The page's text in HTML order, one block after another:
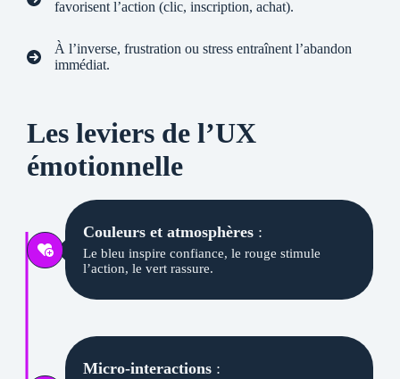
favorisent l’action (clic, inscription, achat).
À l’inverse, frustration ou stress entraînent l’abandon
immédiat.
Les leviers de l’UX
émotionnelle
Couleurs et atmosphères :
Le bleu inspire confiance, le rouge stimule
l’action, le vert rassure.
Micro-interactions :